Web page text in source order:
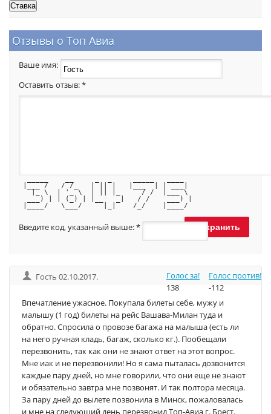
Отзывы о Топ Авиа
Ваше имя:
Оставить отзыв:*
|___ /   / /_   | || |   |___  | | ___|
   |_ \  | '_ \  | || |_     / /  |___ \
  ___) | | (_) | |__   _|   / /    ___) |
|____/   \___/     |_|    /_/    |____/
Введите код, указанный выше:*
Гость 02.10.2017.
Голос за!
138
Голос против!
-112
Впечатление ужасное. Покупала билеты себе, мужу и
малышу (1 год) билеты на рейс Вашава-Милан туда и
обратно. Спросила о провозе багажа на малыша (есть ли
на него ручная кладь, багаж, сколько кг.). Пообещали
перезвонить, так как они не знают ответ на этот вопрос.
Мне иак и не перезвонили! Но я сама пыталась дозвонится
каждые пару дней, но мне говорили, что они еще не знают
и обязательно завтра мне позвонят. И так полтора месяца.
За пару дней до вылете позвонила в Минск, пожаловалась
и мне на следующий день перезвонил Топ-Авиа г. Брест.